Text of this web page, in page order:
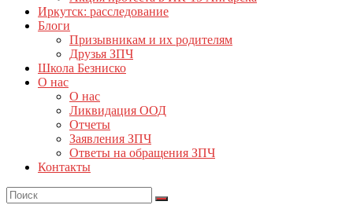
Иркутск: расследование
Блоги
Призывникам и их родителям
Друзья ЗПЧ
Школа Безниско
О нас
О нас
Ликвидация ООД
Отчеты
Заявления ЗПЧ
Ответы на обращения ЗПЧ
Контакты